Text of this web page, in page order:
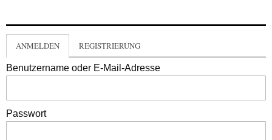
ANMELDEN REGISTRIERUNG
Benutzername oder E-Mail-Adresse
Passwort